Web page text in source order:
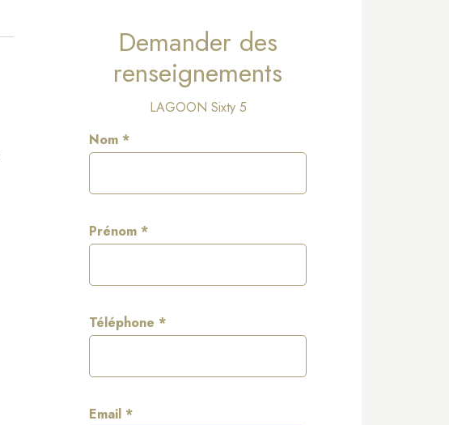
Demander des
renseignements
LAGOON Sixty 5
Nom *
Prénom *
Téléphone *
Email *